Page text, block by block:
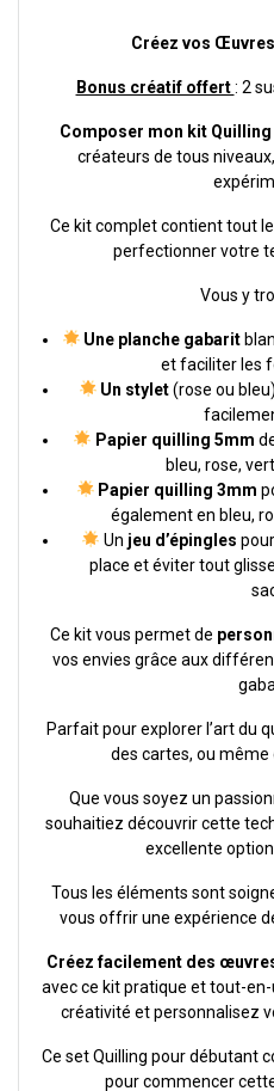
Créez vos
Bonus créatif offert: 2
Composer mon kit
créateurs de tous
Ce kit complet contient tout
perfectionner votre
Vous y
Une planche gabarit
et faciliter les
Un stylet(rose ou
Papier quilling 5mm
bleu, rose,
Papier quilling 3mm
également en bleu,
Un jeu d’épingles
place et éviter tout
Ce kit vous permet de
vos envies grâce aux
Parfait pour explorer l’art du
des cartes, ou même
Que vous soyez un
souhaitiez découvrir cette
excellente
Tous les éléments sont
vous offrir une expérience
Créez facilement des
avec ce kit pratique et tout-
créativité et personnalisez
Ce set Quilling pour débutant
pour commencer